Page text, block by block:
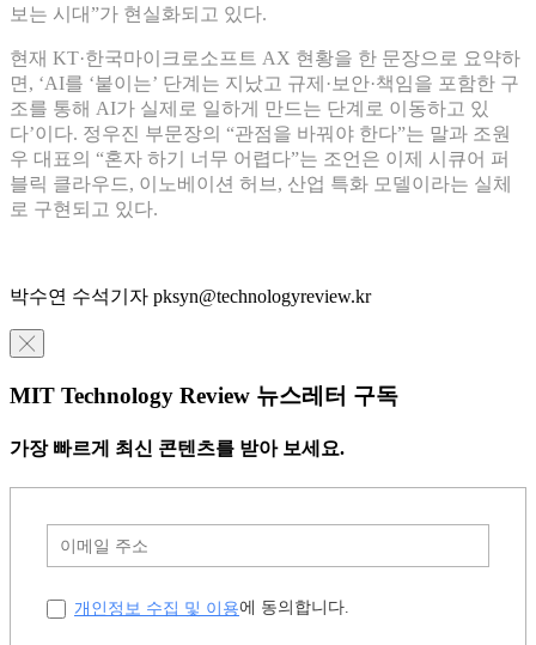
보는 시대”가 현실화되고 있다.
현재 KT·한국마이크로소프트 AX 현황을 한 문장으로 요약하
면, ‘AI를 ‘붙이는’ 단계는 지났고 규제·보안·책임을 포함한 구
조를 통해 AI가 실제로 일하게 만드는 단계로 이동하고 있
다’이다. 정우진 부문장의 “관점을 바꿔야 한다”는 말과 조원
우 대표의 “혼자 하기 너무 어렵다”는 조언은 이제 시큐어 퍼
블릭 클라우드, 이노베이션 허브, 산업 특화 모델이라는 실체
로 구현되고 있다.
박수연 수석기자 pksyn@technologyreview.kr
╳
MIT Technology Review 뉴스레터 구독
가장 빠르게 최신 콘텐츠를 받아 보세요.
개인정보 수집 및 이용에 동의합니다.